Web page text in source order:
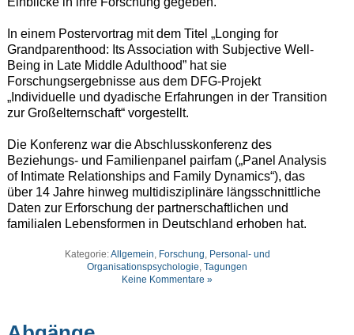
In einem Postervortrag mit dem Titel „Longing for
Grandparenthood: Its Association with Subjective Well-
Being in Late Middle Adulthood” hat sie
Forschungsergebnisse aus dem DFG-Projekt
„Individuelle und dyadische Erfahrungen in der Transition
zur Großelternschaft“ vorgestellt.
Die Konferenz war die Abschlusskonferenz des
Beziehungs- und Familienpanel pairfam („Panel Analysis
of Intimate Relationships and Family Dynamics“), das
über 14 Jahre hinweg multidisziplinäre längsschnittliche
Daten zur Erforschung der partnerschaftlichen und
familialen Lebensformen in Deutschland erhoben hat.
Kategorie:Allgemein, Forschung, Personal- und
Organisationspsychologie,Tagungen
Keine Kommentare »